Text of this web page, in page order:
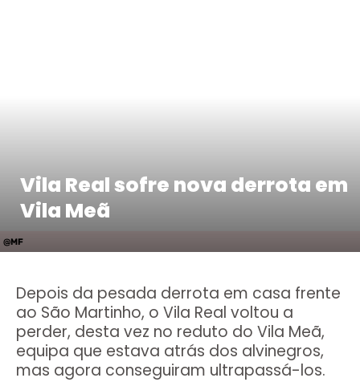
@MF
Vila Real sofre nova derrota em
Vila Meã
Depois da pesada derrota em casa frente
ao São Martinho, o Vila Real voltou a
perder, desta vez no reduto do Vila Meã,
equipa que estava atrás dos alvinegros,
mas agora conseguiram ultrapassá-los.